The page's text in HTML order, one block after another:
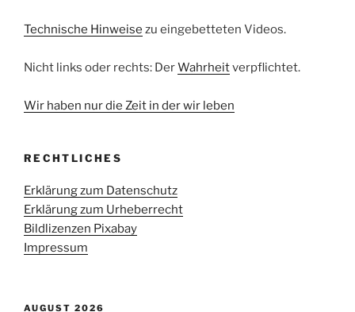
Technische Hinweise zu eingebetteten Videos.
Nicht links oder rechts: DerWahrheitverpflichtet.
Wir haben nur die Zeit in der wir leben
RECHTLICHES
Erklärung zum Datenschutz
Erklärung zum Urheberrecht
Bildlizenzen Pixabay
Impressum
AUGUST 2026